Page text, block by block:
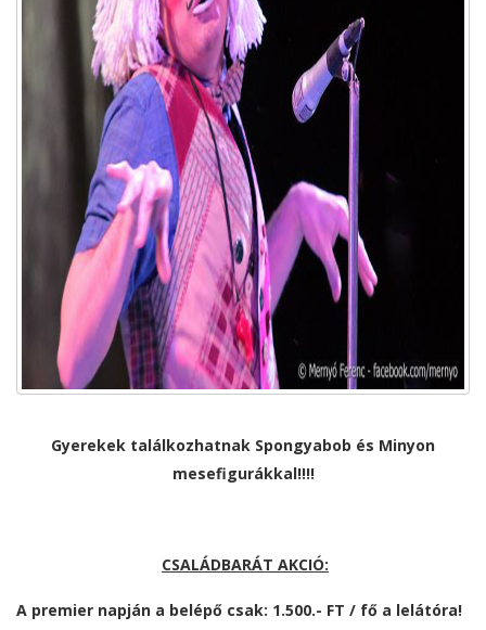
Gyerekek találkozhatnak Spongyabob és Minyon
mesefigurákkal!!!!
CSALÁDBARÁT AKCIÓ:
A premier napján a belépő csak: 1.500.- FT / fő a lelátóra!